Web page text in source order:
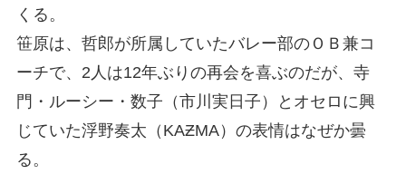
くる。
笹原は、哲郎が所属していたバレー部のＯＢ兼コ
ーチで、2人は12年ぶりの再会を喜ぶのだが、寺
門・ルーシー・数子（市川実日子）とオセロに興
じていた浮野奏太（KAƵMA）の表情はなぜか曇
る。